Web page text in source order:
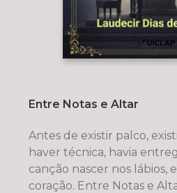
Entre Notas e Altar
Antes de existir palco,
haver técnica, havia
canção nascer nos lábios,
coração. Entre Notas e Altar: O Som que Toca